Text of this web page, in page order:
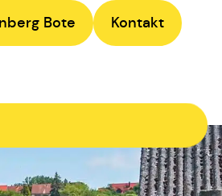
Bote Kontakt